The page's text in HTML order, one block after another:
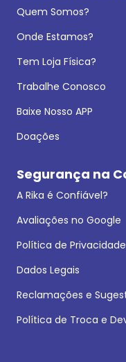
Quem Somos?
Onde Estamos?
Tem Loja Física?
Trabalhe Conosco
Baixe Nosso APP
Doações
Segurança na
A Rika é Confiável?
Avaliações no Google
Política de Privacidade
Dados Legais
Reclamações e
Política de Troca e